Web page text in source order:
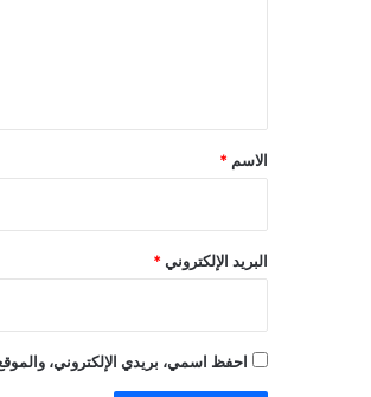
*
الاسم *
البريد الإلكتروني *
احفظ اسمي، بريدي الإلكتروني،